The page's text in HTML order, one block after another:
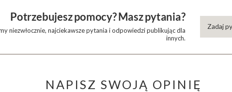
Potrzebujesz pomocy? Masz pytania?
niezwłocznie, najciekawsze pytania i odpowiedzi publikując dla
innych.
Zadaj
NAPISZ SWOJĄ OPINIĘ